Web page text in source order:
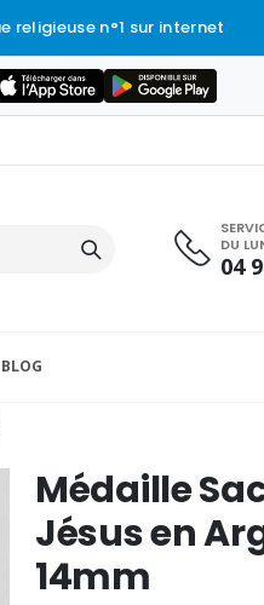
religieuse n°1 sur internet
DU
04
BLOG
Médaille
Jésus en
14mm